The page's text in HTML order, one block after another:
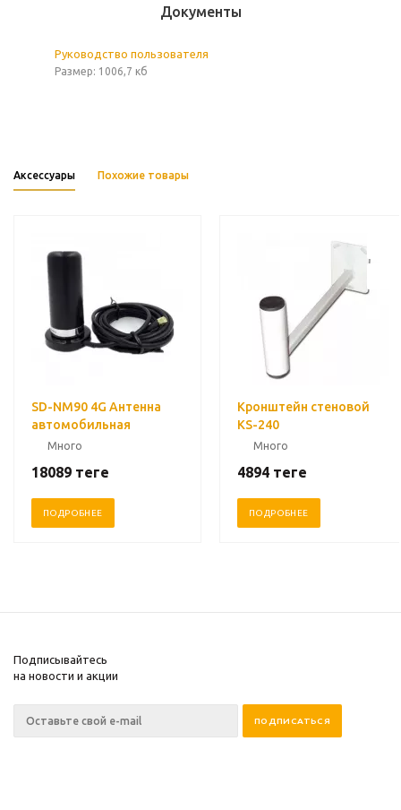
Документы
Руководство пользователя
Размер: 1006,7 кб
Аксессуары Похожие товары
SD-NM90 4G Антенна
автомобильная
Много
18089 теңге
ПОДРОБНЕЕ
Кронштейн стеновой
KS-240
Много
4894 теңге
ПОДРОБНЕЕ
Подписывайтесь
на новости и акции